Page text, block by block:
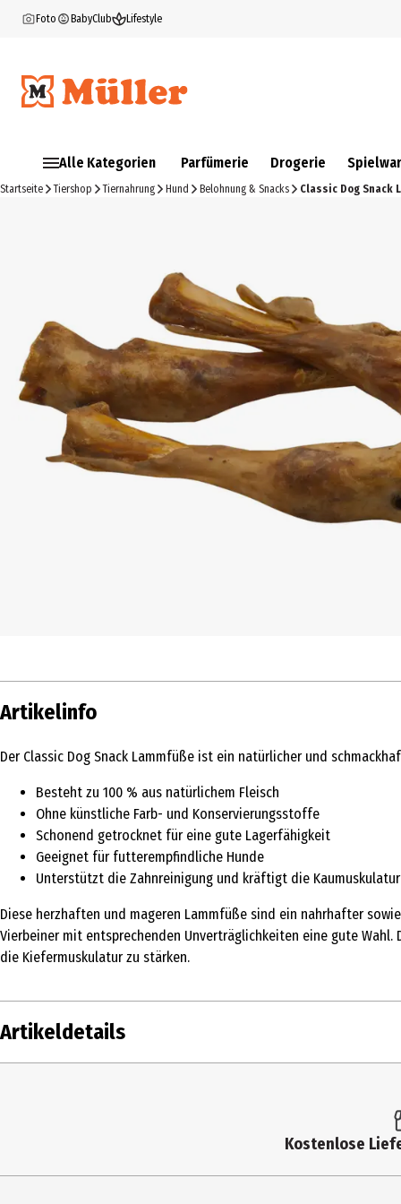
Foto BabyClub Lifestyle
Alle Kategorien Parfümerie Drogerie
Startseite Tiershop Tiernahrung Hund Belohnung & Snacks Classic Dog Snack
Artikelinfo
Der Classic Dog Snack Lammfüße ist ein natürlicher und
Besteht zu 100 % aus natürlichem Fleisch
Ohne künstliche Farb- und Konservierungsstoffe
Schonend getrocknet für eine gute Lagerfähigkeit
Geeignet für futterempfindliche Hunde
Unterstützt die Zahnreinigung und kräftigt die Kaumuskulatur
Diese herzhaften und mageren Lammfüße sind ein nahrhafter
Vierbeiner mit entsprechenden Unverträglichkeiten eine gute
die Kiefermuskulatur zu stärken.
Artikeldetails
besonders leicht verdaulich und somit
Kostenlose